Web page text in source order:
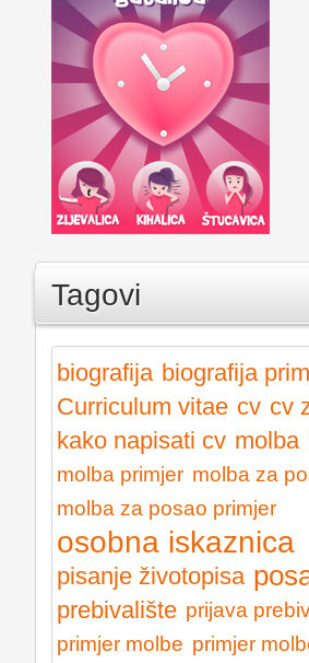
Tagovi
biografija biografija
Curriculum vitae cv cv
kako napisati cv molba
molba primjer molba za
molba za posao primjer
osobna iskaznica
pisanje životopisa
prebivalište prijava
primjer molbe primjer